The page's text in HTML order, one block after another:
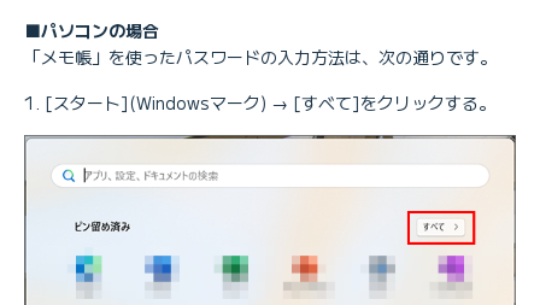
■パソコンの場合
「メモ帳」を使ったパスワードの入力方法は、次の通りです。
[スタート](Windowsマーク) → [すべて]をクリックする。